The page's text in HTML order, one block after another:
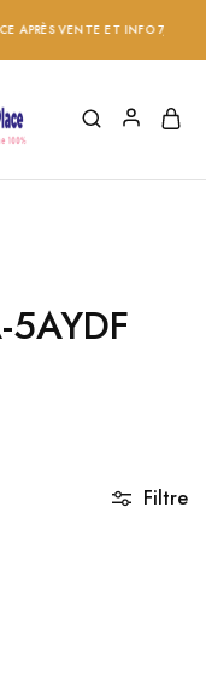
APRÈS VENTE ET INFO 7/24 -
Filtre